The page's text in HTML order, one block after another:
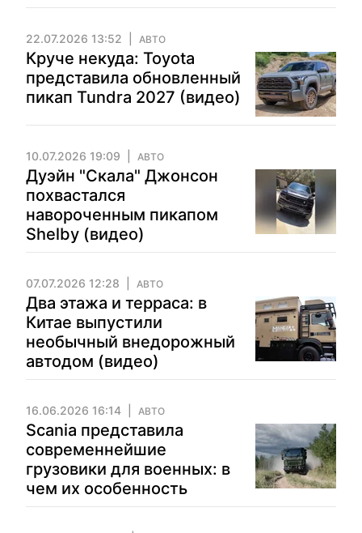
22.07.2026 13:52 АВТО
Круче некуда: Toyota
представила обновленный
пикап Tundra 2027 (видео)
10.07.2026 19:09 АВТО
Дуэйн "Скала" Джонсон
похвастался
навороченным пикапом
Shelby (видео)
07.07.2026 12:28 АВТО
Два этажа и терраса: в
Китае выпустили
необычный внедорожный
автодом (видео)
16.06.2026 16:14 АВТО
Scania представила
современнейшие
грузовики для военных: в
чем их особенность